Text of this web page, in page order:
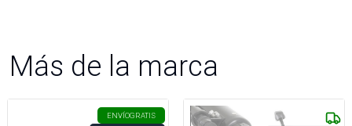
Más de la marca
ENVÍOGRATIS